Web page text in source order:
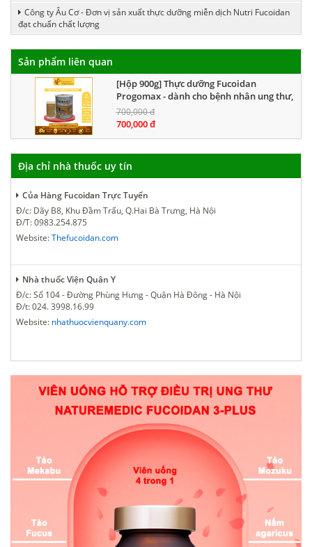
Công ty Âu Cơ - Đơn vị sản xuất thực dưỡng miễn dịch Nutri Fucoidan
đạt chuẩn chất lượng
Sản phẩm liên quan
[Hộp 900g] Thực dưỡng Fucoidan
Progomax - dành cho bệnh nhân ung thư,
người ăn thực dưỡng
700,000 đ
700,000 đ
Địa chỉ nhà thuốc uy tín
Của Hàng Fucoidan Trực Tuyến
Đ/c: Dãy B8, Khu Đầm Trấu, Q.Hai Bà Trưng, Hà Nội
Đ/T: 0983.254.875
Website:Thefucoidan.com
Nhà thuốc Viện Quân Y
Đ/c: Số 104 - Đường Phùng Hưng - Quận Hà Đông - Hà Nội
Đ/t: 024. 3998.16.99
Website: nhathuocvienquany.com